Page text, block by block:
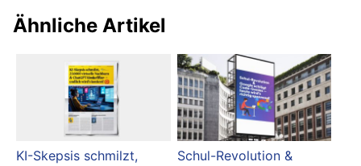
Ähnliche Artikel
KI-Skepsis schmilzt,
Schul-Revolution &